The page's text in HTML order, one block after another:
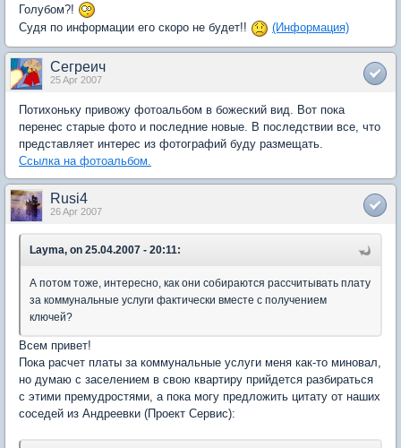
Голубом?!
Судя по информации его скоро не будет!!
(Информация)
Сегреич
25 Apr 2007
Потихоньку привожу фотоальбом в божеский вид. Вот пока
перенес старые фото и последние новые. В последствии все, что
представляет интерес из фотографий буду размещать.
Ссылка на фотоальбом.
Rusi4
26 Apr 2007
Layma, on 25.04.2007 - 20:11:
А потом тоже, интересно, как они собираются рассчитывать плату
за коммунальные услуги фактически вместе с получением
ключей?
Всем привет!
Пока расчет платы за коммунальные услуги меня как-то миновал,
но думаю с заселением в свою квартиру прийдется разбираться
с этими премудростями, а пока могу предложить цитату от наших
соседей из Андреевки (Проект Сервис):